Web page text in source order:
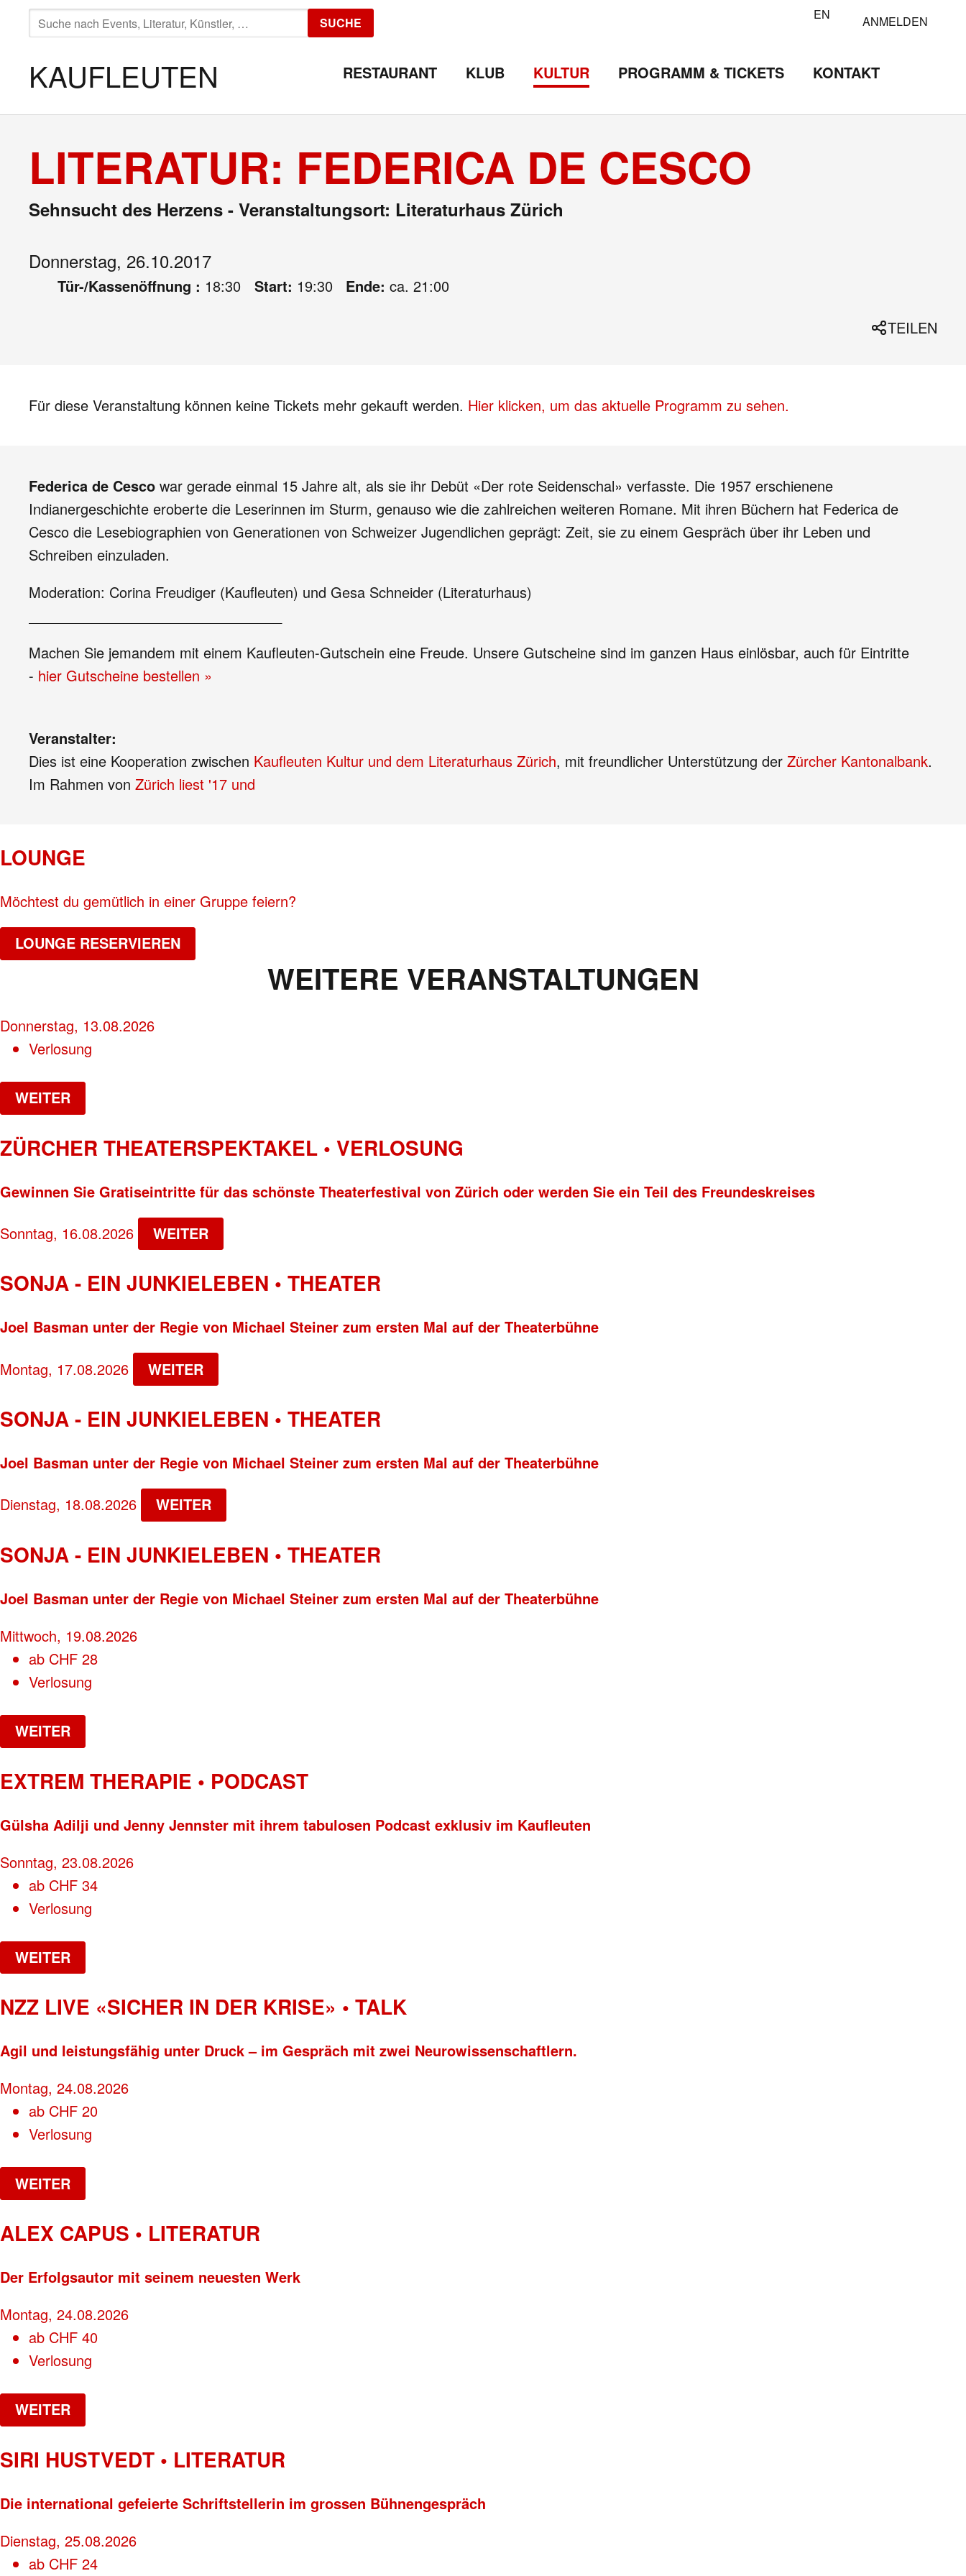
SUCHE
NACH:
SUCHE EN ANMELDEN
KAUFLEUTEN RESTAURANT KLUB KULTUR PROGRAMM & TICKETS KONTAKT
LITERATUR: FEDERICA DE CESCO
Sehnsucht des Herzens - Veranstaltungsort: Literaturhaus Zürich
Donnerstag, 26.10.2017
Tür-/Kassenöffnung : 18:30 Start: 19:30 Ende: ca. 21:00
TEILEN
Für diese Veranstaltung können keine Tickets mehr gekauft werden. Hier klicken, um das aktuelle Programm zu sehen.
Federica de Cesco war gerade einmal 15 Jahre alt, als sie ihr Debüt «Der rote Seidenschal» verfasste. Die 1957 erschienene
Indianergeschichte eroberte die Leserinnen im Sturm, genauso wie die zahlreichen weiteren Romane. Mit ihren Büchern hat Federica de
Cesco die Lesebiographien von Generationen von Schweizer Jugendlichen geprägt: Zeit, sie zu einem Gespräch über ihr Leben und
Schreiben einzuladen.
Moderation: Corina Freudiger (Kaufleuten) und Gesa Schneider (Literaturhaus)
Machen Sie jemandem mit einem Kaufleuten-Gutschein eine Freude. Unsere Gutscheine sind im ganzen Haus einlösbar, auch für Eintritte
- hier Gutscheine bestellen »
Veranstalter:
Dies ist eine Kooperation zwischen Kaufleuten Kultur und dem Literaturhaus Zürich, mit freundlicher Unterstützung der Zürcher Kantonalbank.
Im Rahmen von Zürich liest '17 und
LOUNGE
Möchtest du gemütlich in einer Gruppe feiern?
LOUNGE RESERVIEREN
WEITERE VERANSTALTUNGEN
Donnerstag, 13.08.2026
Verlosung
WEITER
ZÜRCHER THEATERSPEKTAKEL • VERLOSUNG
Gewinnen Sie Gratiseintritte für das schönste Theaterfestival von Zürich oder werden Sie ein Teil des Freundeskreises
Sonntag, 16.08.2026 WEITER
SONJA - EIN JUNKIELEBEN • THEATER
Joel Basman unter der Regie von Michael Steiner zum ersten Mal auf der Theaterbühne
Montag, 17.08.2026 WEITER
SONJA - EIN JUNKIELEBEN • THEATER
Joel Basman unter der Regie von Michael Steiner zum ersten Mal auf der Theaterbühne
Dienstag, 18.08.2026 WEITER
SONJA - EIN JUNKIELEBEN • THEATER
Joel Basman unter der Regie von Michael Steiner zum ersten Mal auf der Theaterbühne
Mittwoch, 19.08.2026
ab CHF 28
Verlosung
WEITER
EXTREM THERAPIE • PODCAST
Gülsha Adilji und Jenny Jennster mit ihrem tabulosen Podcast exklusiv im Kaufleuten
Sonntag, 23.08.2026
ab CHF 34
Verlosung
WEITER
NZZ LIVE «SICHER IN DER KRISE» • TALK
Agil und leistungsfähig unter Druck – im Gespräch mit zwei Neurowissenschaftlern.
Montag, 24.08.2026
ab CHF 20
Verlosung
WEITER
ALEX CAPUS • LITERATUR
Der Erfolgsautor mit seinem neuesten Werk
Montag, 24.08.2026
ab CHF 40
Verlosung
WEITER
SIRI HUSTVEDT • LITERATUR
Die international gefeierte Schriftstellerin im grossen Bühnengespräch
Dienstag, 25.08.2026
ab CHF 24